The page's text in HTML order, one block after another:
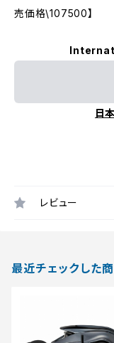
売価格\107500】
日
レビュー
最近チェックした